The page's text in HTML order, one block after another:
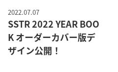
2022.07.07
SSTR 2022 YEAR BOO
K オーダーカバー版デ
ザイン公開！